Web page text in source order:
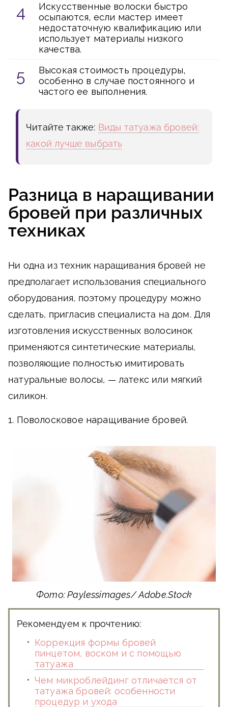
Искусственные волоски быстро
осыпаются, если мастер имеет
недостаточную квалификацию или
использует материалы низкого
качества.
Высокая стоимость процедуры,
особенно в случае постоянного и
частого ее выполнения.
Читайте также: Виды татуажа бровей:
какой лучше выбрать
Разница в наращивании
бровей при различных
техниках
Ни одна из техник наращивания бровей не
предполагает использования специального
оборудования, поэтому процедуру можно
сделать, пригласив специалиста на дом. Для
изготовления искусственных волосинок
применяются синтетические материалы,
позволяющие полностью имитировать
натуральные волосы, — латекс или мягкий
силикон.
1. Поволосковое наращивание бровей.
Фото: Paylessimages/ Adobe.Stock
Рекомендуем к прочтению:
Коррекция формы бровей
пинцетом, воском и с помощью
татуажа
Чем микроблейдинг отличается от
татуажа бровей: особенности
процедур и ухода